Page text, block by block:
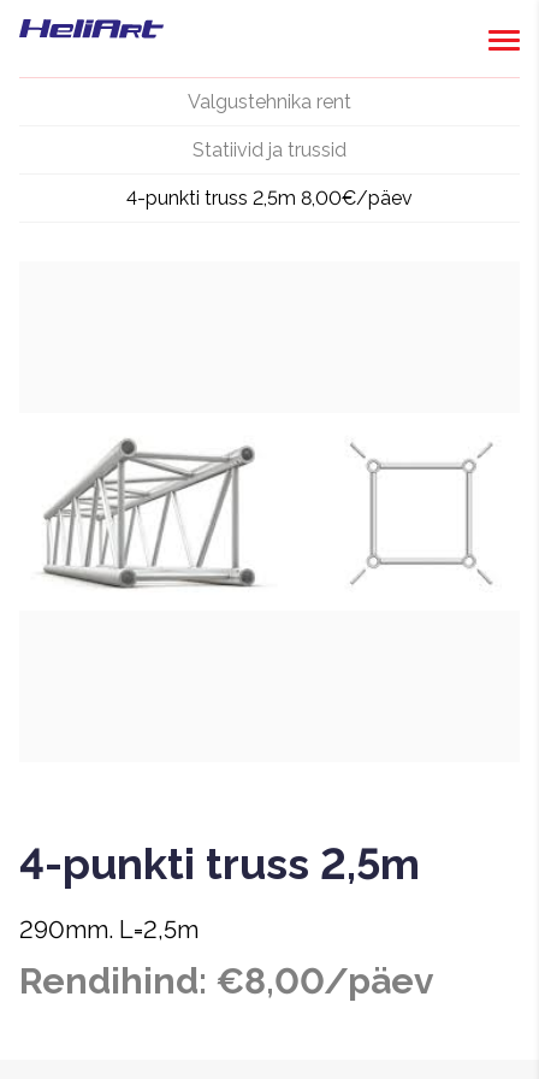
Valgustehnika rent
Statiivid ja trussid
4-punkti truss 2,5m 8,00€/päev
4-punkti truss 2,5m
290mm. L=2,5m
Rendihind: €8,00/päev